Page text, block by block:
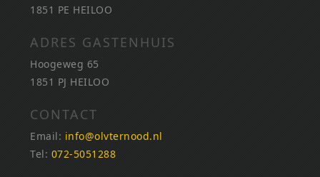
1851 PE HEILOO
ADRES GASTENHUIS
Hoogeweg 65
1851 PJ HEILOO
CONTACT
Email: info@olvternood.nl
Tel: 072-5051288